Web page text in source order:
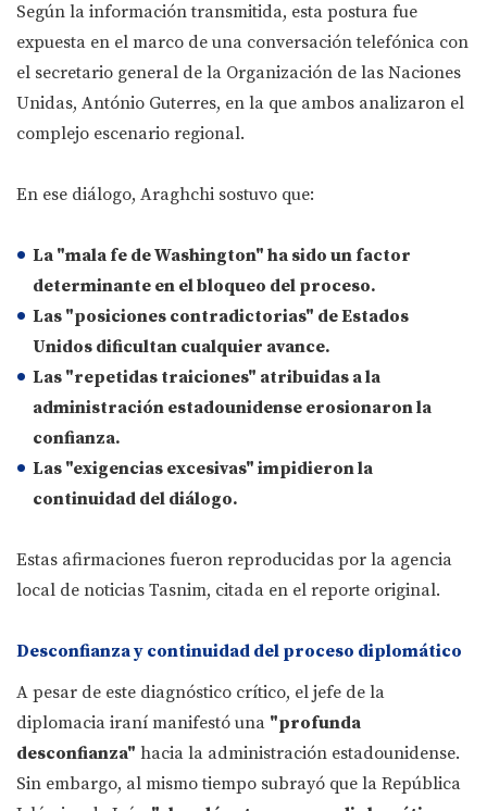
Según la información transmitida, esta postura fue
expuesta en el marco de una conversación telefónica con
el secretario general de la Organización de las Naciones
Unidas, António Guterres, en la que ambos analizaron el
complejo escenario regional.
En ese diálogo, Araghchi sostuvo que:
La "mala fe de Washington" ha sido un factor
determinante en el bloqueo del proceso.
Las "posiciones contradictorias" de Estados
Unidos dificultan cualquier avance.
Las "repetidas traiciones" atribuidas a la
administración estadounidense erosionaron la
confianza.
Las "exigencias excesivas" impidieron la
continuidad del diálogo.
Estas afirmaciones fueron reproducidas por la agencia
local de noticias Tasnim, citada en el reporte original.
Desconfianza y continuidad del proceso diplomático
A pesar de este diagnóstico crítico, el jefe de la
diplomacia iraní manifestó una "profunda
desconfianza" hacia la administración estadounidense.
Sin embargo, al mismo tiempo subrayó que la República